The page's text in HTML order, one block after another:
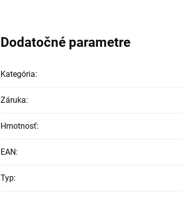
Dodatočné parametre
Kategória:
Záruka:
Hmotnosť:
EAN:
Typ: